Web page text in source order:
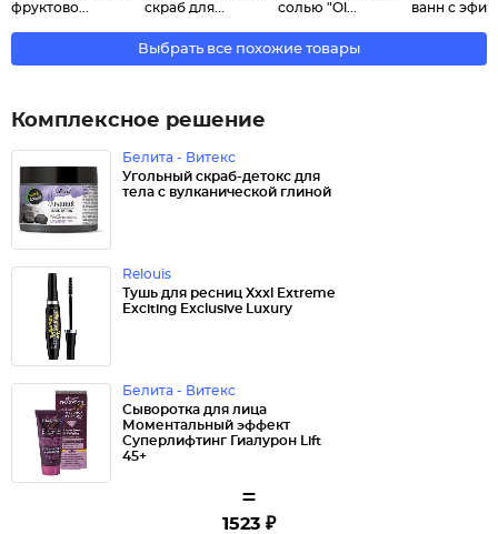
фруктово...
скраб для...
солью "Ol...
ванн с эфи...
Выбрать все похожие товары
Комплексное решение
Белита - Витекс
Угольный скраб-детокс для
тела с вулканической глиной
Relouis
Тушь для ресниц Xxxl Extreme
Exciting Exclusive Luxury
Белита - Витекс
Сыворотка для лица
Моментальный эффект
Суперлифтинг Гиалурон Lift
45+
=
1523 ₽